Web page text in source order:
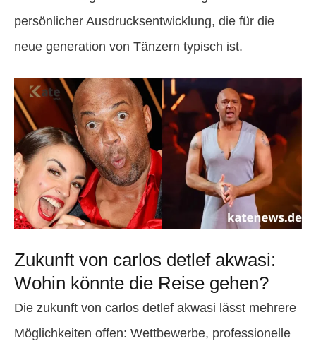
persönlicher Ausdrucksentwicklung, die für die
neue generation von Tänzern typisch ist.
Zukunft von carlos detlef akwasi:
Wohin könnte die Reise gehen?
Die zukunft von carlos detlef akwasi lässt mehrere
Möglichkeiten offen: Wettbewerbe, professionelle